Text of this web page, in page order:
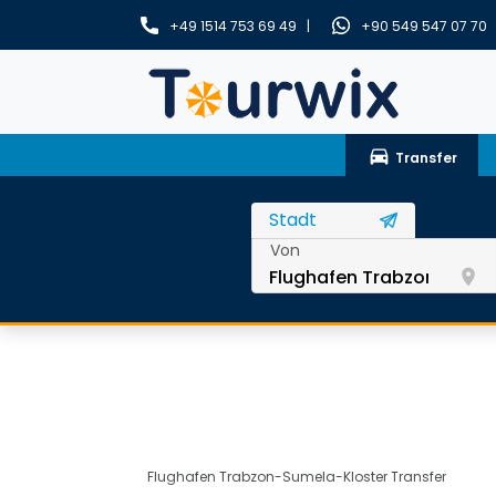
+49 1514 753 69 49 | +90 549 547 07 70
drive_eta Transfer
Von
room
Flughafen Trabzon-Sumela-Kloster Transfer